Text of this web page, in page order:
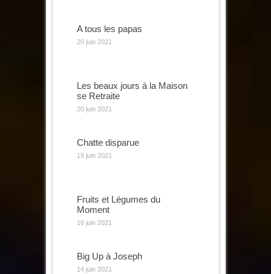
A tous les papas
20 juin 2021
Les beaux jours à la Maison
se Retraite
20 juin 2021
Chatte disparue
19 juin 2021
Fruits et Légumes du
Moment
16 juin 2021
Big Up à Joseph
14 juin 2021